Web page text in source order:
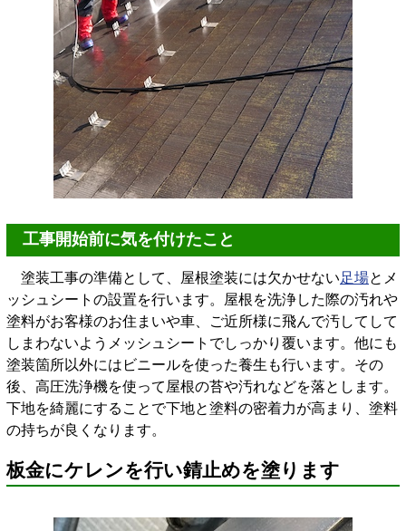
工事開始前に気を付けたこと
塗装工事の準備として、屋根塗装には欠かせない足場とメ
ッシュシートの設置を行います。屋根を洗浄した際の汚れや
塗料がお客様のお住まいや車、ご近所様に飛んで汚してして
しまわないようメッシュシートでしっかり覆います。他にも
塗装箇所以外にはビニールを使った養生も行います。その
後、高圧洗浄機を使って屋根の苔や汚れなどを落とします。
下地を綺麗にすることで下地と塗料の密着力が高まり、塗料
の持ちが良くなります。
板金にケレンを行い錆止めを塗ります